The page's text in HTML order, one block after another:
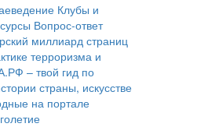
Клубы и
Вопрос-ответ
миллиард страниц
терроризма и
– твой гид по
страны, искусстве
на портале